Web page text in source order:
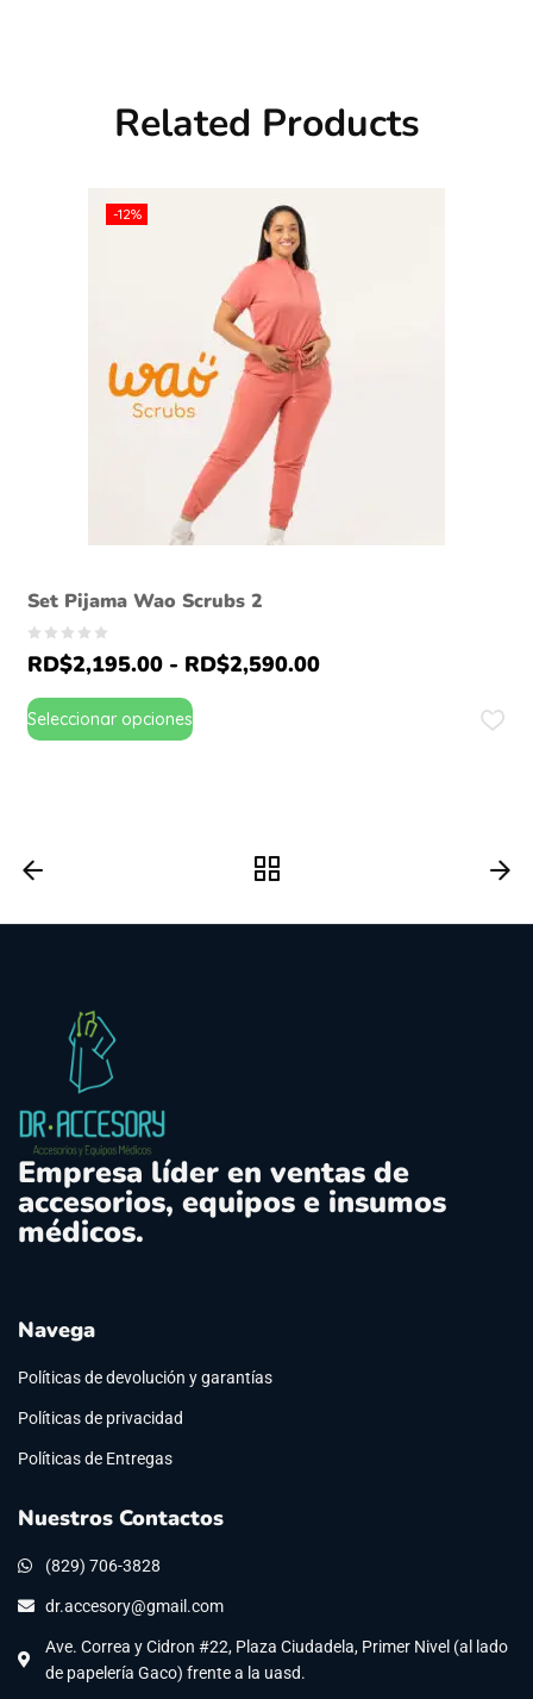
Related Products
-12%
Set Pijama Wao Scrubs 2
RD$2,195.00 - RD$2,590.00
Seleccionar opciones
Empresa líder en ventas de
accesorios, equipos e insumos
médicos.
Navega
Políticas de devolución y garantías
Políticas de privacidad
Políticas de Entregas
Nuestros Contactos
(829) 706-3828
dr.accesory@gmail.com
Ave. Correa y Cidron #22, Plaza Ciudadela, Primer Nivel (al lado
de papelería Gaco) frente a la uasd.